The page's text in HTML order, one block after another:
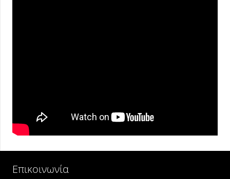
Επικοινωνία